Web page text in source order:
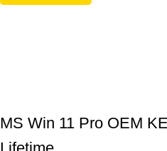
MS Win 11 Pro OEM